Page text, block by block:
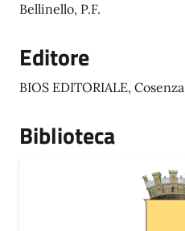
Bellinello, P.F.
Editore
BIOS EDITORIALE, Cosenza
Biblioteca